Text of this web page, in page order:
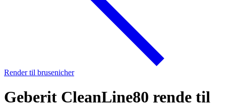
Render til brusenicher
Geberit CleanLine80 rende til